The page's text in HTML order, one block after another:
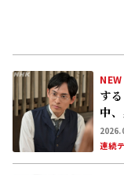
NEW
す
中
連続